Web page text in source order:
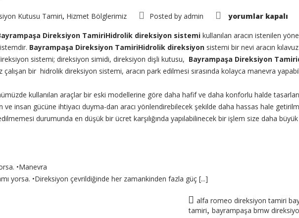
Kutusu Tamiri, Hizmet Bölglerimiz Posted by admin Bayrampaşa
Direksiyon
için
yorumlar kapalı
Direksiyon TamiriHidrolik direksiyon sistemi kullanılan aracın istenilen
Bayrampaşa Direksiyon TamiriHidrolik direksiyon sistemi bir nevi aracın
sistemi; direksiyon simidi, direksiyon dişli kutusu, Bayrampaşa Direksiyon
bir hidrolik direksiyon sistemi, aracın park edilmesi sırasında kolayca manevra
kullanılan araçlar bir eski modellerine göre daha hafif ve daha konforlu halde
insan gücüne ihtiyacı duyma-dan aracı yönlendirebilecek şekilde daha hassas hale
durumunda en düşük bir ücret karşılığında yapılabilinecek bir işlem size daha
•Manevra
yorsa. •Direksiyon çevrildiğinde her zamankinden fazla güç [...]
alfa romeo direksiyon tamiri
tamiri, bayrampaşa bmw